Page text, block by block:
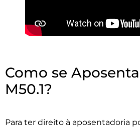
Como se
M50.1?
Para ter direito à aposentadoria